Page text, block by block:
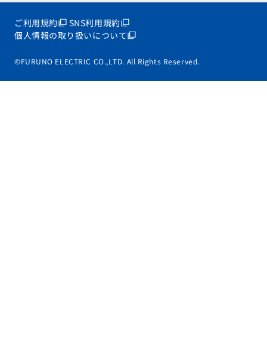
ご利用規約
SNS利用規約
個人情報の取り扱いについて
©FURUNO ELECTRIC CO.,LTD. All Rights Reserved.